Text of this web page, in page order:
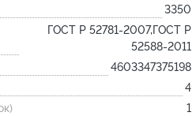
3350
ГОСТ Р 52781-2007,ГОСТ Р
52588-2011
4603347375198
4
1